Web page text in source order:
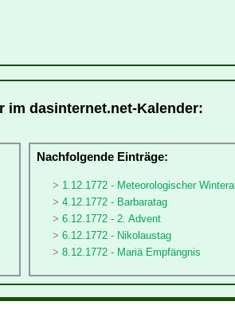
im dasinternet.net-Kalender:
Nachfolgende Einträge:
1.12.1772 - Meteorologischer
4.12.1772 - Barbaratag
6.12.1772 - 2. Advent
6.12.1772 - Nikolaustag
8.12.1772 - Mariä Empfängnis